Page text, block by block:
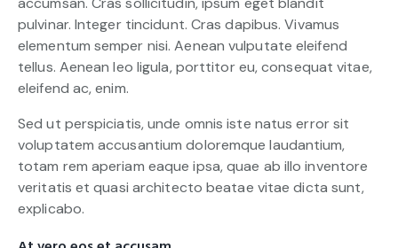
pulvinar. Integer tincidunt. Cras dapibus. Vivamus
elementum semper nisi. Aenean vulputate eleifend
tellus. Aenean leo ligula, porttitor eu, consequat vitae,
eleifend ac, enim.
Sed ut perspiciatis, unde omnis iste natus error sit
voluptatem accusantium doloremque laudantium,
totam rem aperiam eaque ipsa, quae ab illo inventore
veritatis et quasi architecto beatae vitae dicta sunt,
explicabo.